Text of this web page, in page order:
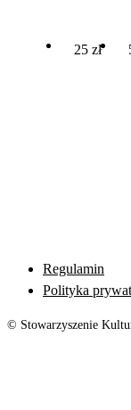
25 zł
Regulamin
Polityka
© Stowarzyszenie